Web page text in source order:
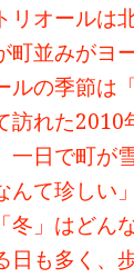
リオールは
町並みがヨ
ルの季節は
訪れた2010
一日で町が
んて珍しい
冬」はどん
日も多く、